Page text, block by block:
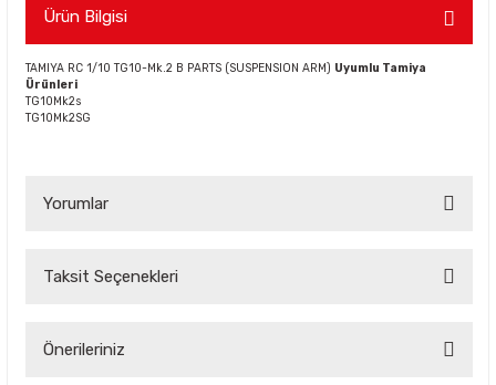
Ürün Bilgisi
TAMIYA RC 1/10 TG10-Mk.2 B PARTS (SUSPENSION ARM) Uyumlu Tamiya
Ürünleri
TG10Mk2s
TG10Mk2SG
Yorumlar
Taksit Seçenekleri
Önerileriniz